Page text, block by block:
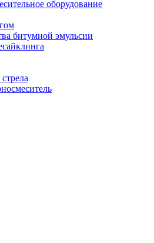
оборудование
битумной эмульсии